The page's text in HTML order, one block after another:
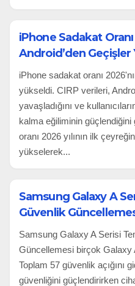
iPhone Sadakat Oranı
Android’den Geçişler
iPhone sadakat oranı
yükseldi. CIRP verileri,
yavaşladığını ve
kalma eğiliminin
oranı 2026 yılının ilk
yükselerek...
Samsung Galaxy A
Güvenlik
Samsung Galaxy A Serisi
Güncellemesi birçok Galaxy
Toplam 57 güvenlik açığını
güvenliğini güçlendirirken